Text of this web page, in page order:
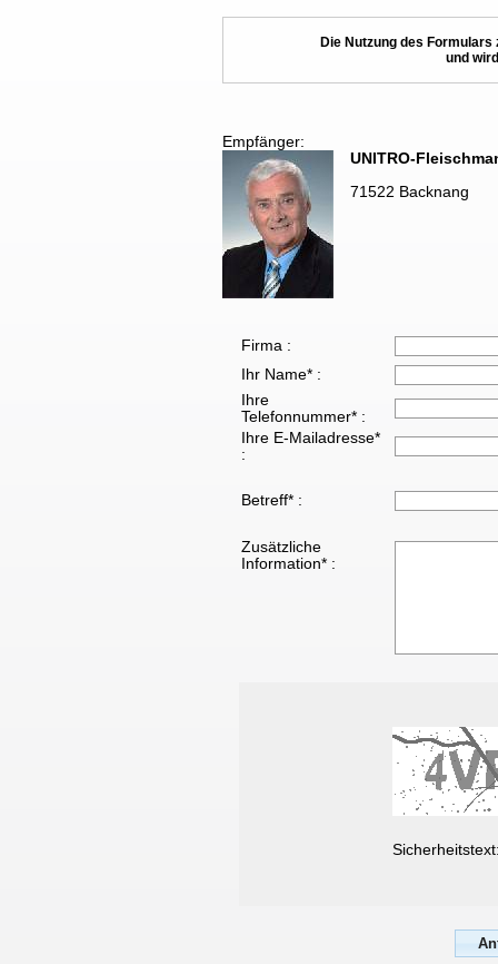
Die Nutzung des
und
Empfänger:
UNITRO-
71522 Backnang
Firma :
Ihr Name* :
Ihre
Telefonnummer* :
Ihre E-Mailadresse*
:
Betreff* :
Zusätzliche
Information* :